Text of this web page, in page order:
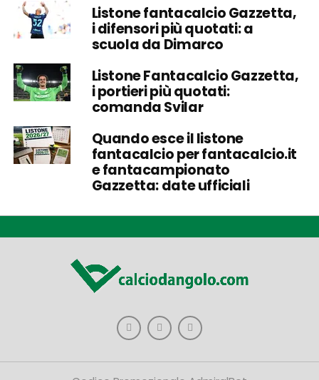
Listone fantacalcio Gazzetta,
i difensori più quotati: a
scuola da Dimarco
Listone Fantacalcio Gazzetta,
i portieri più quotati:
comanda Svilar
Quando esce il listone
fantacalcio per fantacalcio.it
e fantacampionato
Gazzetta: date ufficiali